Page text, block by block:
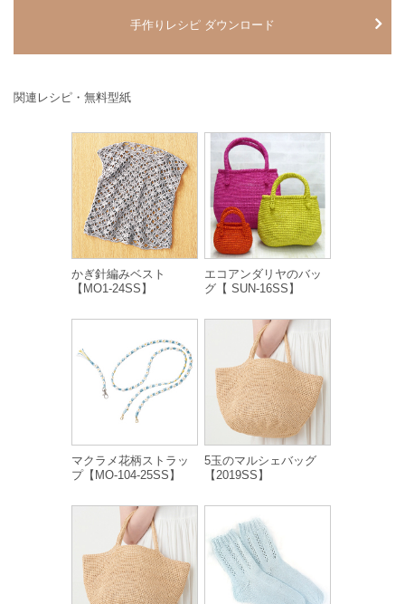
手作りレシピ ダウンロード
関連レシピ・無料型紙
かぎ針編みベスト
【MO1-24SS】
エコアンダリヤのバッ
グ【 SUN-16SS】
マクラメ花柄ストラッ
プ【MO-104-25SS】
5玉のマルシェバッグ
【2019SS】